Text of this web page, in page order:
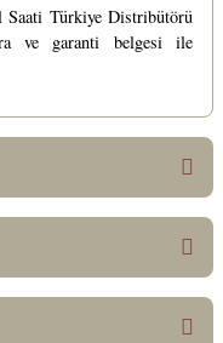
Türkiye Distribütörü
ve garanti belgesi ile
yapın!